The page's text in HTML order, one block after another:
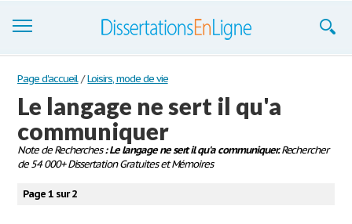
Dissertations
S'inscrire
Se connecter
Contactez-nous
Page d'accueil / Loisirs, mode de vie
Le langage ne sert il qu'a
communiquer
Note de Recherches: Le langage ne sert il qu'a communiquer.Rechercher
de 54 000+ Dissertation Gratuites et Mémoires
Page 1 sur 2